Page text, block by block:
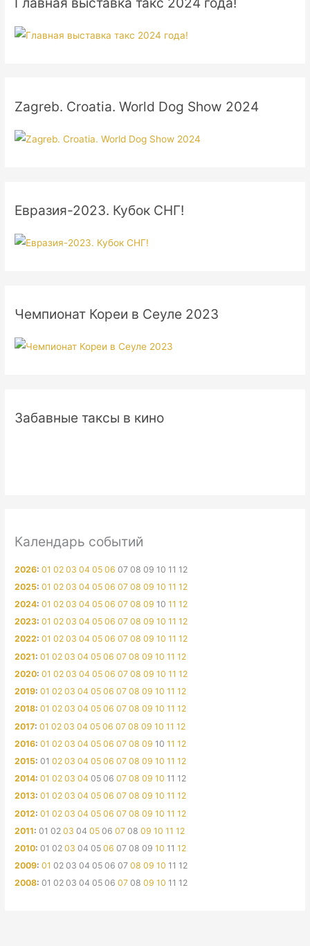
Zagreb. Croatia. World Dog Show 2024
Евразия-2023. Кубок СНГ!
Чемпионат Кореи в Сеуле 2023
Забавные таксы в кино
Календарь событий
2026:01 02 03 04 05 06 07 08 09 10 11 12
2025:01 02 03 04 05 06 07 08 09 10 11 12
2024:01 02 03 04 05 06 07 08 09 10 11 12
2023:01 02 03 04 05 06 07 08 09 10 11 12
2022:01 02 03 04 05 06 07 08 09 10 11 12
2021:01 02 03 04 05 06 07 08 09 10 11 12
2020:01 02 03 04 05 06 07 08 09 10 11 12
2019:01 02 03 04 05 06 07 08 09 10 11 12
2018:01 02 03 04 05 06 07 08 09 10 11 12
2017:01 02 03 04 05 06 07 08 09 10 11 12
2016:01 02 03 04 05 06 07 08 09 10 11 12
2015:01 02 03 04 05 06 07 08 09 10 11 12
2014:01 02 03 04 05 06 07 08 09 10 11 12
2013:01 02 03 04 05 06 07 08 09 10 11 12
2012:01 02 03 04 05 06 07 08 09 10 11 12
2011:01 02 03 04 05 06 07 08 09 10 11 12
2010:01 02 03 04 05 06 07 08 09 10 11 12
2009:01 02 03 04 05 06 07 08 09 10 11 12
2008:01 02 03 04 05 06 07 08 09 10 11 12